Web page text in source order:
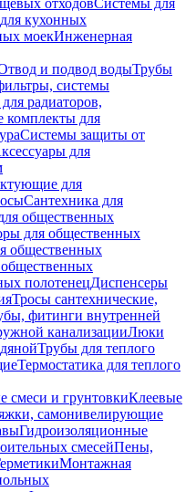
отходовСистемы для
кухонных
моекИнженерная
и подвод водыТрубы
системы
радиаторов,
для
Системы защиты от
для
для
Сантехника для
общественных
для общественных
общественных
полотенецДиспенсеры
Тросы сантехнические,
фитинги внутренней
канализацииЛюки
Трубы для теплого
Термостатика для теплого
смеси и грунтовкиКлеевые
самонивелирующие
Гидроизоляционные
смесейПены,
Монтажная